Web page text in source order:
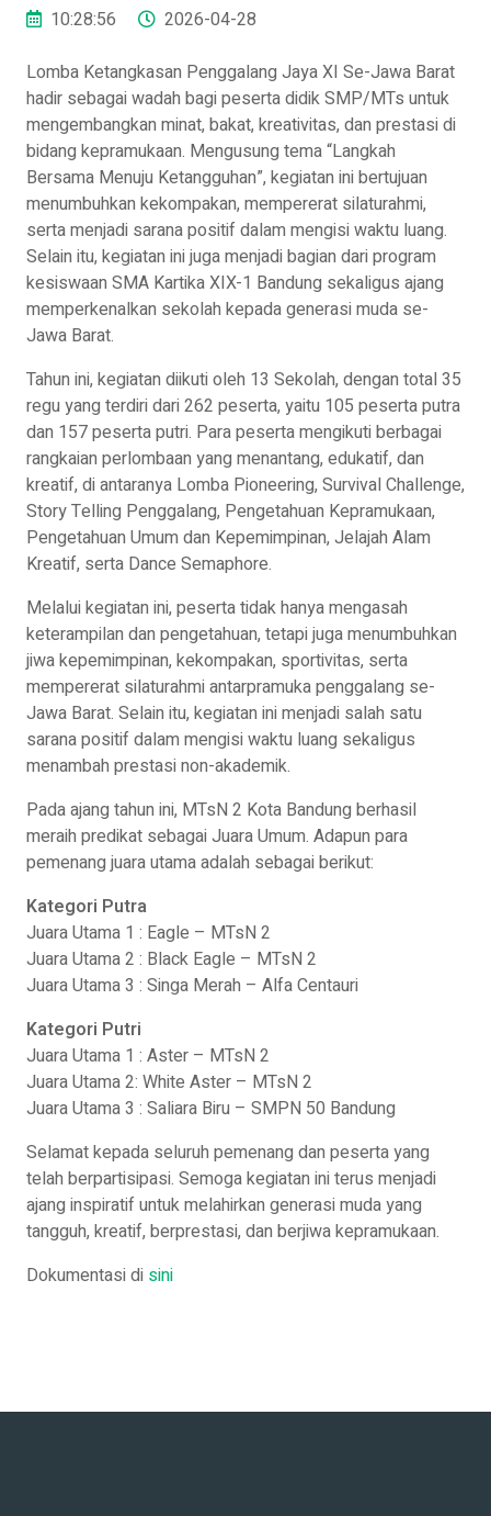
10:28:56
2026-04-28
Lomba Ketangkasan Penggalang Jaya XI Se-Jawa Barat
hadir sebagai wadah bagi peserta didik SMP/MTs untuk
mengembangkan minat, bakat, kreativitas, dan prestasi di
bidang kepramukaan. Mengusung tema “Langkah
Bersama Menuju Ketangguhan”, kegiatan ini bertujuan
menumbuhkan kekompakan, mempererat silaturahmi,
serta menjadi sarana positif dalam mengisi waktu luang.
Selain itu, kegiatan ini juga menjadi bagian dari program
kesiswaan SMA Kartika XIX-1 Bandung sekaligus ajang
memperkenalkan sekolah kepada generasi muda se-
Jawa Barat.
Tahun ini, kegiatan diikuti oleh 13 Sekolah, dengan total 35
regu yang terdiri dari 262 peserta, yaitu 105 peserta putra
dan 157 peserta putri. Para peserta mengikuti berbagai
rangkaian perlombaan yang menantang, edukatif, dan
kreatif, di antaranya Lomba Pioneering, Survival Challenge,
Story Telling Penggalang, Pengetahuan Kepramukaan,
Pengetahuan Umum dan Kepemimpinan, Jelajah Alam
Kreatif, serta Dance Semaphore.
Melalui kegiatan ini, peserta tidak hanya mengasah
keterampilan dan pengetahuan, tetapi juga menumbuhkan
jiwa kepemimpinan, kekompakan, sportivitas, serta
mempererat silaturahmi antarpramuka penggalang se-
Jawa Barat. Selain itu, kegiatan ini menjadi salah satu
sarana positif dalam mengisi waktu luang sekaligus
menambah prestasi non-akademik.
Pada ajang tahun ini, MTsN 2 Kota Bandung berhasil
meraih predikat sebagai Juara Umum. Adapun para
pemenang juara utama adalah sebagai berikut:
Kategori Putra
Juara Utama 1 : Eagle – MTsN 2
Juara Utama 2 : Black Eagle – MTsN 2
Juara Utama 3 : Singa Merah – Alfa Centauri
Kategori Putri
Juara Utama 1 : Aster – MTsN 2
Juara Utama 2: White Aster – MTsN 2
Juara Utama 3 : Saliara Biru – SMPN 50 Bandung
Selamat kepada seluruh pemenang dan peserta yang
telah berpartisipasi. Semoga kegiatan ini terus menjadi
ajang inspiratif untuk melahirkan generasi muda yang
tangguh, kreatif, berprestasi, dan berjiwa kepramukaan.
Dokumentasi di sini